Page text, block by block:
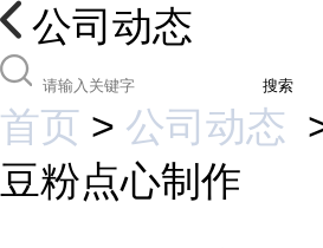
公司动态
搜索
首页 > 公司动态
豆粉点心制作